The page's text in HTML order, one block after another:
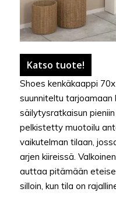
Katso tuote!
Shoes kenkäkaappi
suunniteltu tarjoamaan
säilytysratkaisun
pelkistetty muotoilu
vaikutelman tilaan,
arjen kiireissä.
auttaa pitämään
silloin, kun tila on